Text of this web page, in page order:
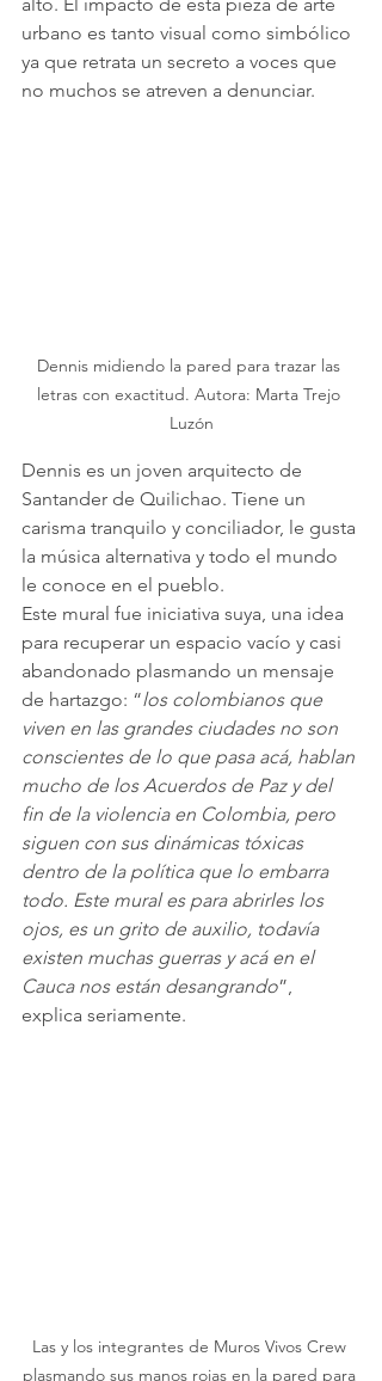
alto. El impacto de esta pieza de arte
urbano es tanto visual como simbólico
ya que retrata un secreto a voces que
no muchos se atreven a denunciar.
Dennis midiendo la pared para trazar las
letras con exactitud. Autora: Marta Trejo
Luzón
Dennis es un joven arquitecto de
Santander de Quilichao. Tiene un
carisma tranquilo y conciliador, le gusta
la música alternativa y todo el mundo
le conoce en el pueblo.
Este mural fue iniciativa suya, una idea
para recuperar un espacio vacío y casi
abandonado plasmando un mensaje
de hartazgo: “los colombianos que
viven en las grandes ciudades no son
conscientes de lo que pasa acá, hablan
mucho de los Acuerdos de Paz y del
fin de la violencia en Colombia, pero
siguen con sus dinámicas tóxicas
dentro de la política que lo embarra
todo. Este mural es para abrirles los
ojos, es un grito de auxilio, todavía
existen muchas guerras y acá en el
Cauca nos están desangrando”,
explica seriamente.
Las y los integrantes de Muros Vivos Crew
plasmando sus manos rojas en la pared para